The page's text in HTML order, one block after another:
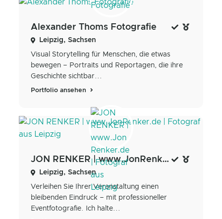
Alexander Thoms Fotografie
Leipzig, Sachsen
Visual Storytelling für Menschen, die etwas
bewegen – Portraits und Reportagen, die ihre
Geschichte sichtbar...
Portfolio ansehen
JON RENKER | www.JonRenker.de | Fotograf aus Leipzig
Leipzig, Sachsen
Verleihen Sie Ihrer Veranstaltung einen
bleibenden Eindruck – mit professioneller
Eventfotografie. Ich halte...